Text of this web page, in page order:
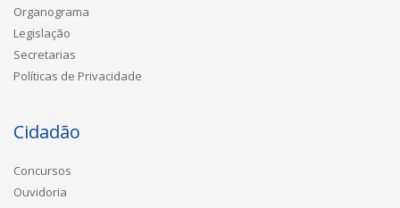
Organograma
Legislação
Secretarias
Políticas de Privacidade
Cidadão
Concursos
Ouvidoria